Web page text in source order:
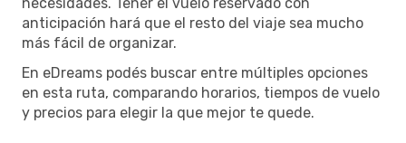
anticipación hará que el resto del viaje sea mucho
más fácil de organizar.
En eDreams podés buscar entre múltiples opciones
en esta ruta, comparando horarios, tiempos de vuelo
y precios para elegir la que mejor te quede.